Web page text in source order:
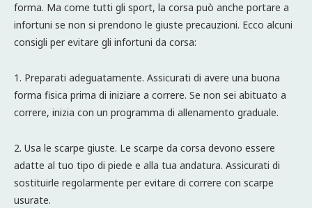
forma. Ma come tutti gli sport, la corsa può anche portare a
infortuni se non si prendono le giuste precauzioni. Ecco alcuni
consigli per evitare gli infortuni da corsa:
1. Preparati adeguatamente. Assicurati di avere una buona
forma fisica prima di iniziare a correre. Se non sei abituato a
correre, inizia con un programma di allenamento graduale.
2. Usa le scarpe giuste. Le scarpe da corsa devono essere
adatte al tuo tipo di piede e alla tua andatura. Assicurati di
sostituirle regolarmente per evitare di correre con scarpe
usurate.